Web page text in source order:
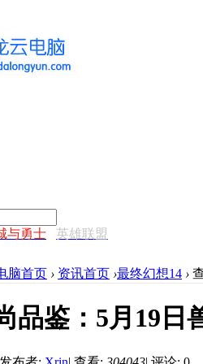
与勇士 英雄联盟
脑首页 › 资讯首页 ›最终幻想14 ›
品鉴：5月19日